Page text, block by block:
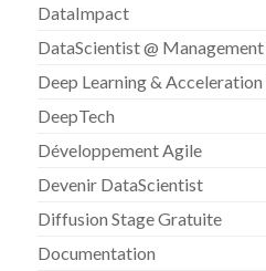
DataImpact
DataScientist @
Deep Learning &
DeepTech
Développement Agile
Devenir DataScientist
Diffusion Stage Gratuite
Documentation